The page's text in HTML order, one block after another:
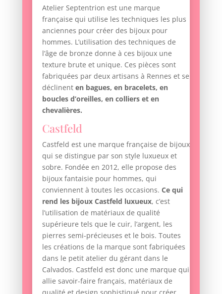
Atelier Septentrion est une marque
française qui utilise les techniques les plus
anciennes pour créer des bijoux pour
hommes. L’utilisation des techniques de
l’âge de bronze donne à ces bijoux une
texture brute et unique. Ces pièces sont
fabriquées par deux artisans à Rennes et se
déclinent en bagues, en bracelets, en
boucles d’oreilles, en colliers et en
chevalières.
Castfeld
Castfeld est une marque française de bijoux
qui se distingue par son style luxueux et
sobre. Fondée en 2012, elle propose des
bijoux fantaisie pour hommes, qui
conviennent à toutes les occasions. Ce qui
rend les bijoux Castfeld luxueux, c’est
l’utilisation de matériaux de qualité
supérieure tels que le cuir, l’argent, les
pierres semi-précieuses et le bois. Toutes
les créations de la marque sont fabriquées
dans le petit atelier du gérant dans le
Calvados. Castfeld est donc une marque qui
allie savoir-faire français, matériaux de